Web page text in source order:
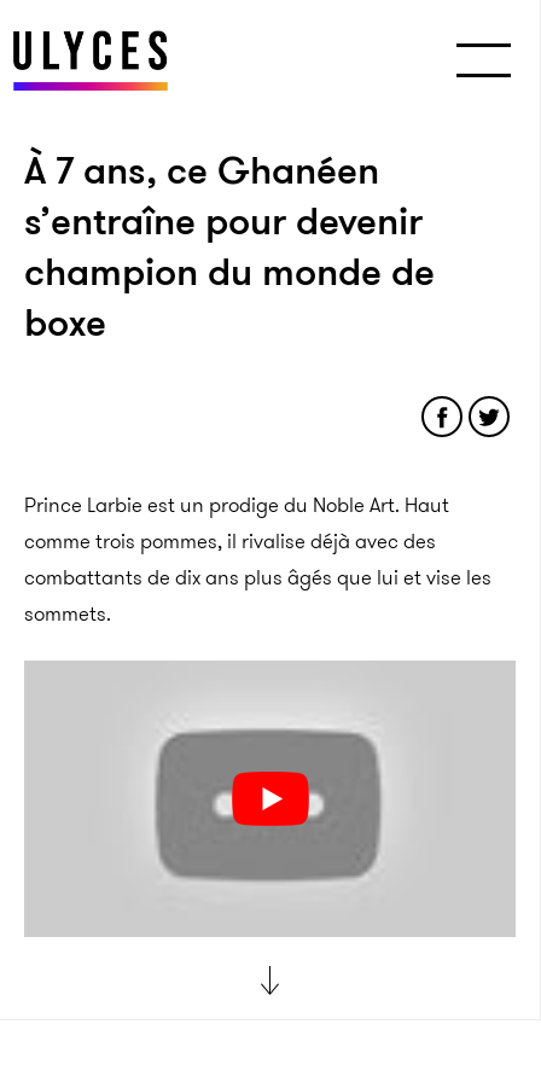
À 7 ans, ce Ghanéen
s’entraîne pour devenir
champion du monde de
boxe
Prince Larbie est un prodige du Noble Art. Haut
comme trois pommes, il rivalise déjà avec des
combattants de dix ans plus âgés que lui et vise les
sommets.